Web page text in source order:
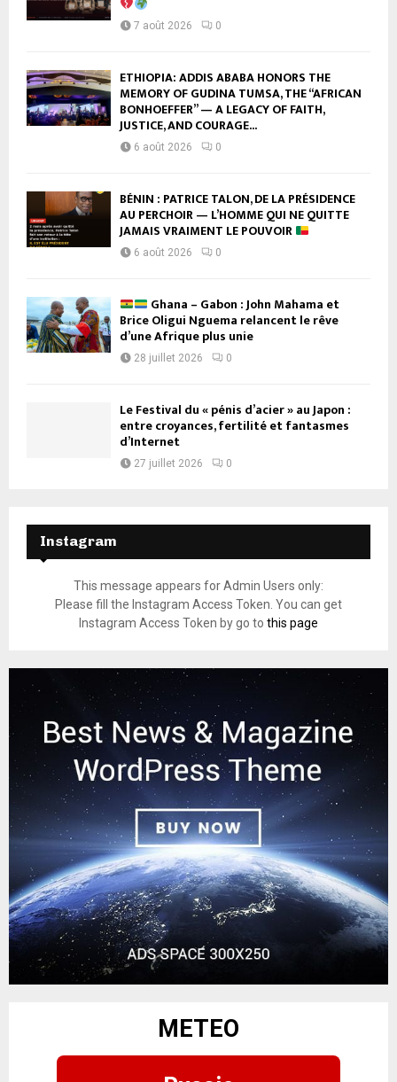
7 août 2026 0
ETHIOPIA: ADDIS ABABA HONORS THE
MEMORY OF GUDINA TUMSA, THE “AFRICAN
BONHOEFFER” — A LEGACY OF FAITH,
JUSTICE, AND COURAGE...
6 août 2026 0
BÉNIN : PATRICE TALON, DE LA PRÉSIDENCE
AU PERCHOIR — L’HOMME QUI NE QUITTE
JAMAIS VRAIMENT LE POUVOIR
6 août 2026 0
Ghana – Gabon : John Mahama et
Brice Oligui Nguema relancent le rêve
d’une Afrique plus unie
28 juillet 2026 0
Le Festival du « pénis d’acier » au Japon :
entre croyances, fertilité et fantasmes
d’Internet
27 juillet 2026 0
Instagram
This message appears for Admin Users only:
Please fill the Instagram Access Token. You can get
Instagram Access Token by go to this page
METEO